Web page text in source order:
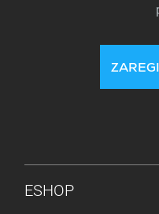
PONUKA V PÄTE
ESHOP